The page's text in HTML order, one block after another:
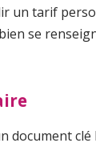
un tarif
se
document clé